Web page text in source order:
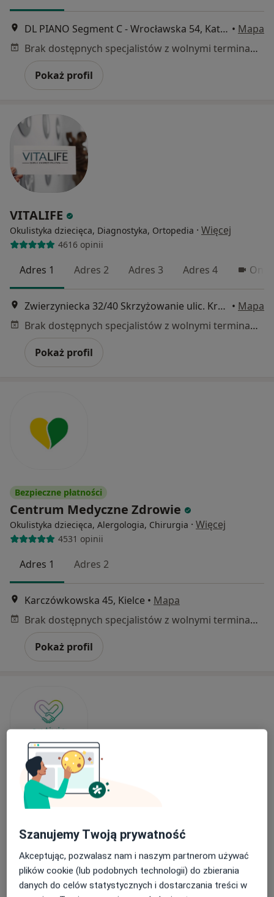
DL PIANO Segment C - Wrocławska 54, Katowice • Mapa
Brak dostępnych specjalistów z wolnymi terminami w tym centrum medycznym.
Pokaż profil
VITALIFE
Okulistyka dziecięca, Diagnostyka, Ortopedia · Więcej
4616 opinii
Adres 1 Adres 2 Adres 3 Adres 4
Zwierzyniecka 32/40 Skrzyżowanie ulic. Kraszewskiego i Zwierzyniecka, Poznań • Mapa
Brak dostępnych specjalistów z wolnymi terminami w tym centrum medycznym.
Pokaż profil
Bezpieczne płatności
Centrum Medyczne Zdrowie
Okulistyka dziecięca, Alergologia, Chirurgia · Więcej
4531 opinii
Adres 1 Adres 2
Karczówkowska 45, Kielce • Mapa
Brak dostępnych specjalistów z wolnymi terminami w tym centrum medycznym.
Pokaż profil
Bezpieczne płatności
Optiviamed Centrum Medyczne
1888 opinii
Adres 1 Adres 2 Adres 3 Adres 4
Szanujemy Twoją prywatność
Akceptując, pozwalasz nam i naszym partnerom używać
plików cookie (lub podobnych technologii) do zbierania
danych do celów statystycznych i dostarczania treści w